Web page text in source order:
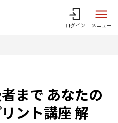
ログイン メニュー
まで あなたの
ント講座 解